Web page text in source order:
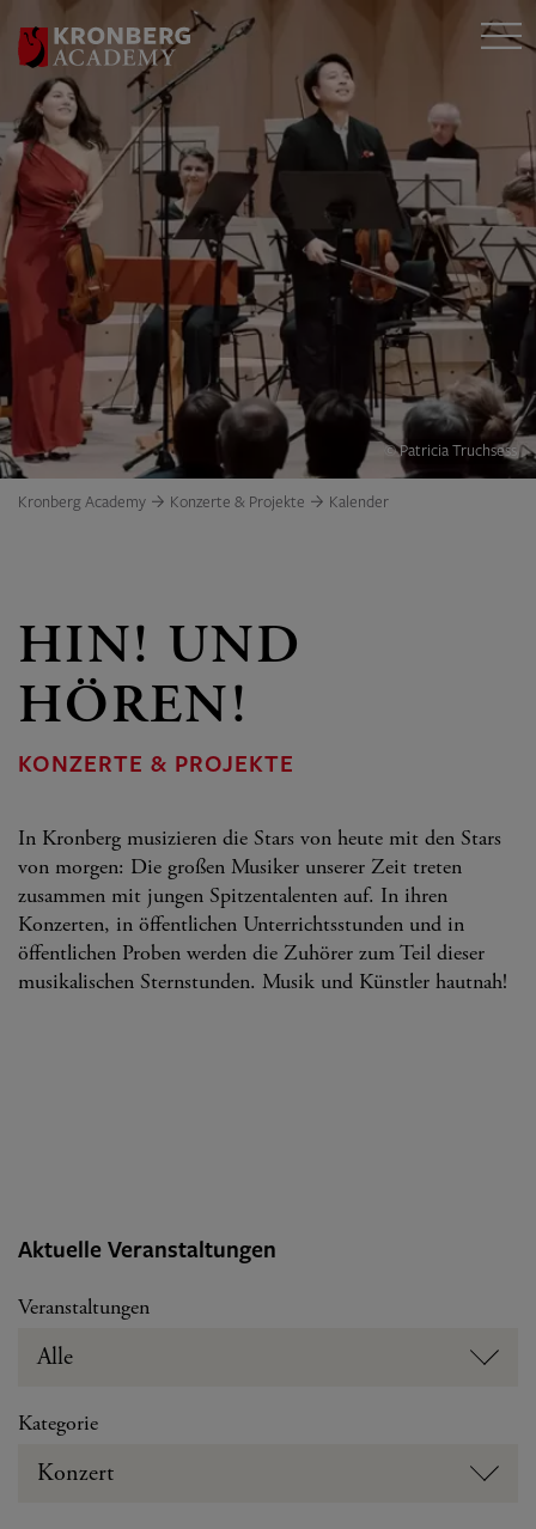
© Patricia Truchsess
Kronberg Academy Konzerte & Projekte Kalender
HIN! UND
HÖREN!
KONZERTE & PROJEKTE
In Kronberg musizieren die Stars von heute mit den Stars
von morgen: Die großen Musiker unserer Zeit treten
zusammen mit jungen Spitzentalenten auf. In ihren
Konzerten, in öffentlichen Unterrichtsstunden und in
öffentlichen Proben werden die Zuhörer zum Teil dieser
musikalischen Sternstunden. Musik und Künstler hautnah!
Aktuelle Veranstaltungen
Veranstaltungen
Alle
Kategorie
Konzert